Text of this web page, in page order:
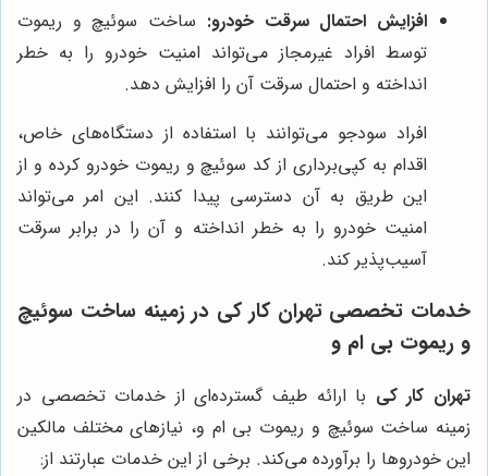
افزایش احتمال سرقت خودرو: ساخت سوئیچ و ریموت
توسط افراد غیرمجاز می‌تواند امنیت خودرو را به خطر
انداخته و احتمال سرقت آن را افزایش دهد.
افراد سودجو می‌توانند با استفاده از دستگاه‌های خاص،
اقدام به کپی‌برداری از کد سوئیچ و ریموت خودرو کرده و از
این طریق به آن دسترسی پیدا کنند. این امر می‌تواند
امنیت خودرو را به خطر انداخته و آن را در برابر سرقت
آسیب‌پذیر کند.
خدمات تخصصیتهران کار کی در زمینه ساخت سوئیچ
و ریموت بی ام و
تهران کار کی با ارائه طیف گسترده‌ای از خدمات تخصصی در
زمینه ساخت سوئیچ و ریموت بی ام و، نیازهای مختلف مالکین
این خودروها را برآورده می‌کند. برخی از این خدمات عبارتند از: